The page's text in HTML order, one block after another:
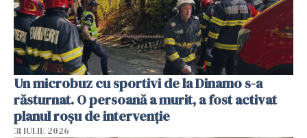
Un microbuz cu sportivi de la Dinamo s-a
răsturnat. O persoană a murit, a fost activat
planul roșu de intervenție
31 IULIE 2026